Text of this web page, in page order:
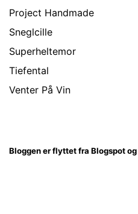
Project Handmade
Sneglcille
Superheltemor
Tiefental
Venter På Vin
Bloggen er flyttet fra Blogspot